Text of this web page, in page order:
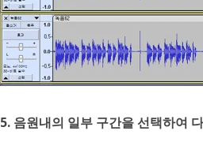
5. 음원내의 일부 구간을 선택하여